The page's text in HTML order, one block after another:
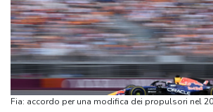
Fia: accordo per una modifica dei propulsori nel